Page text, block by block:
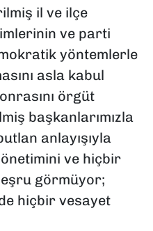
il ve ilçe
ve parti
yöntemlerle
asla kabul
örgüt
başkanlarımızla
anlayışıyla
ve hiçbir
görmüyor;
hiçbir vesayet